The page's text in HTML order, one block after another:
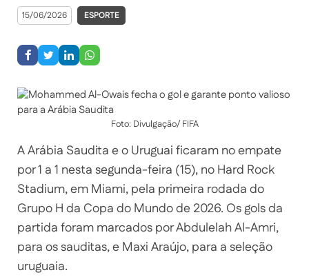
15/06/2026 ESPORTE
Foto: Divulgação/ FIFA
A Arábia Saudita e o Uruguai ficaram no empate
por 1 a 1 nesta segunda-feira (15), no Hard Rock
Stadium, em Miami, pela primeira rodada do
Grupo H da Copa do Mundo de 2026. Os gols da
partida foram marcados por Abdulelah Al-Amri,
para os sauditas, e Maxi Araújo, para a seleção
uruguaia.